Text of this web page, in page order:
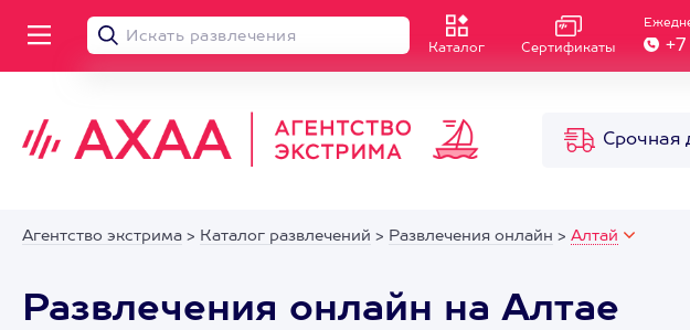
Каталог Сертификаты
Срочная
Агентство экстрима > Каталог развлечений > Развлечения онлайн > Алтай
Развлечения онлайн на Алтае